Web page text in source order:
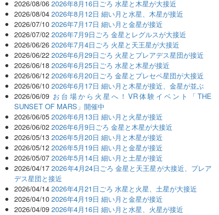
2026/08/06 2026年8月16日ごろ 水星と木星が大接近
2026/08/04 2026年8月12日 細い月と水星、木星が接近
2026/07/10 2026年7月17日 細い月と金星が接近
2026/07/02 2026年7月9日ごろ 金星とレグルスが大接近
2026/06/26 2026年7月4日ごろ 火星と天王星が大接近
2026/06/22 2026年6月29日ごろ 火星とプレアデス星団が接近
2026/06/18 2026年6月25日ごろ 水星と木星が接近
2026/06/12 2026年6月20日ごろ 金星とプレセペ星団が大接近
2026/06/10 2026年6月17日 細い月と木星が接近、金星が並ぶ
2026/06/09 お台場から火星へ！VR体験イベント「THE
SUNSET OF MARS」開催中
2026/06/05 2026年6月13日 細い月と火星が接近
2026/06/02 2026年6月9日ごろ 金星と木星が大接近
2026/05/13 2026年5月20日 細い月と木星が接近
2026/05/12 2026年5月19日 細い月と金星が接近
2026/05/07 2026年5月14日 細い月と土星が接近
2026/04/17 2026年4月24日ごろ 金星と天王星が大接近、プレア
デス星団と接近
2026/04/14 2026年4月21日ごろ 水星と火星、土星が大接近
2026/04/10 2026年4月19日 細い月と金星が接近
2026/04/09 2026年4月16日 細い月と水星、火星が接近